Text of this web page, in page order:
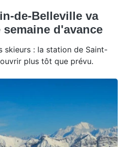
de-Belleville va
d'avance
skieurs : la station de Saint-
plus tôt que prévu.